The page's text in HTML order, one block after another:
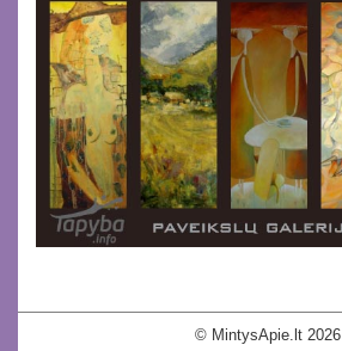
© MintysApie.lt 2026